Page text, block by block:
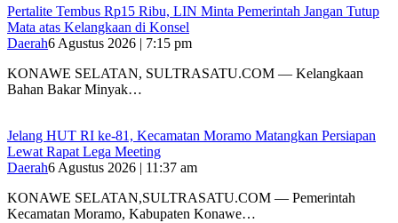
‎Pertalite Tembus Rp15 Ribu, LIN Minta Pemerintah Jangan Tutup
Mata atas Kelangkaan di Konsel
Daerah6 Agustus 2026 | 7:15 pm
‎KONAWE SELATAN, SULTRASATU.COM — Kelangkaan
Bahan Bakar Minyak…
‎Jelang HUT RI ke-81, Kecamatan Moramo Matangkan Persiapan
Lewat Rapat Lega Meeting
Daerah6 Agustus 2026 | 11:37 am
KONAWE SELATAN,SULTRASATU.COM — Pemerintah
Kecamatan Moramo, Kabupaten Konawe…